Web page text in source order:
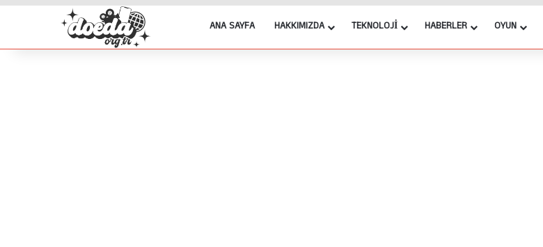
ANA SAYFA HAKKIMIZDA TEKNOLOJI HABERLER OYUN